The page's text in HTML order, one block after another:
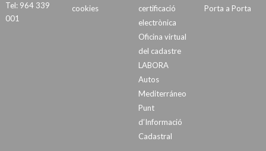
Tel: 964 339
001
cookies
certificació
electrònica
Oficina virtual
del cadastre
LABORA
Autos
Mediterráneo
Punt
d’Informació
Cadastral
Porta a Porta